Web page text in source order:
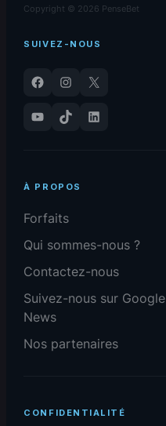
Copyright © 2026 PenseBet
SUIVEZ-NOUS
Facebook Instagram
X
YouTube
TikTok LinkedIn
À PROPOS
Forfaits
Qui sommes-nous ?
Contactez-nous
Suivez-nous sur Google
News
Nos partenaires
CONFIDENTIALITÉ